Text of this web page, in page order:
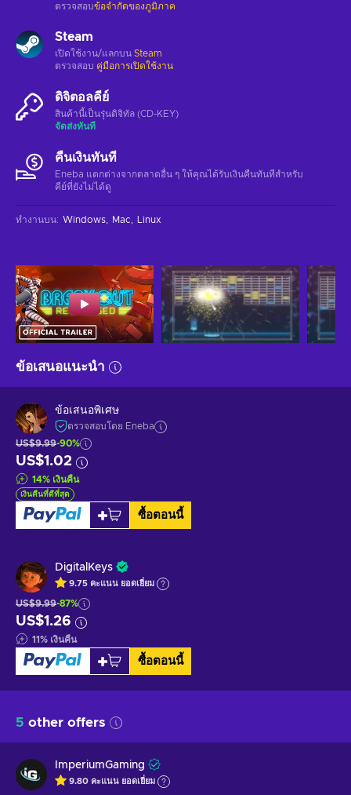
ตรวจสอบข้อจำกัดของภูมิภาค
Steam
เปิดใช้งาน/แลกบน Steam
ตรวจสอบ คู่มือการเปิดใช้งาน
ดิจิตอลคีย์
สินค้านี้เป็นรุ่นดิจิทัล (CD-KEY)
จัดส่งทันที
คืนเงินทันที
Eneba แตกต่างจากตลาดอื่น ๆ ให้คุณได้รับเงินคืนทันทีสําหรับ
คีย์ที่ยังไม่ได้ดู
ทำงานบน: Windows Mac Linux
ข้อเสนอแนะนำ
ข้อเสนอพิเศษ
ตรวจสอบโดย Eneba
US$9.99-90%
US$1.02
14% เงินคืน
เงินคืนที่ดีที่สุด
ซื้อตอนนี้
DigitalKeys
9.75 คะแนน ยอดเยี่ยม
US$9.99-87%
US$1.26
11% เงินคืน
ซื้อตอนนี้
5 other offers
ImperiumGaming
9.80 คะแนน ยอดเยี่ยม